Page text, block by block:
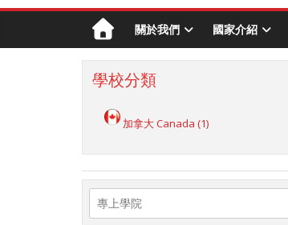
關於我們 國家介紹
學校分類
加拿大 Canada (1)